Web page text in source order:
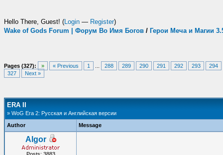
Hello There, Guest! (Login — Register)
Wake of Gods Forum | Форум Во Имя Богов / Герои Меча и Магии
Pages (327): » « Previous 1 288 289 290 291 292 293
294
327
Next »
ERA II
» WoG Era 2: Русская и Английская версии
Author
Message
Algor